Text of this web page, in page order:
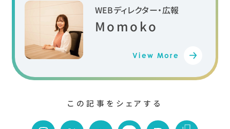
WEBディレクター・広報
Momoko
View More
この記事をシェアする